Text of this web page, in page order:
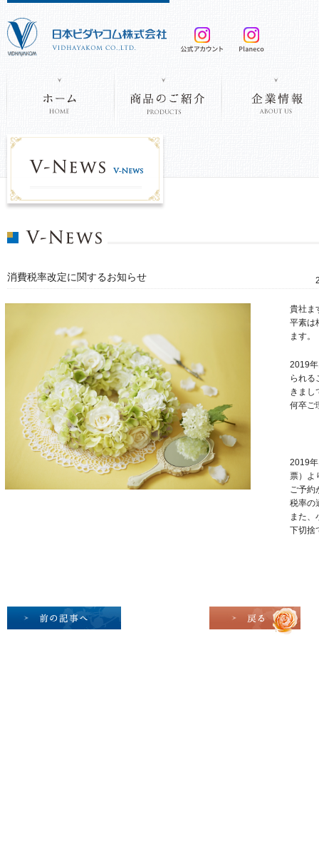
消費税率改定に関するお知らせ
貴社ま
平素は
ます。
2019
られる
きまし
何卒ご
2019
票）よ
ご予約
税率の
また
下切捨